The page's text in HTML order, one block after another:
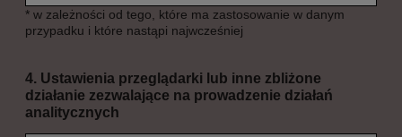
* w zależności od tego, które ma zastosowanie w danym
przypadku i które nastąpi najwcześniej
4. Ustawienia przeglądarki lub inne zbliżone
działanie zezwalające na prowadzenie działań
analitycznych